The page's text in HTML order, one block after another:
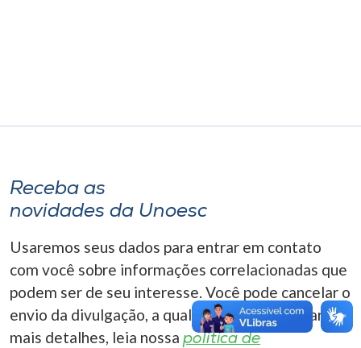
A+
Receba as
novidades da Unoesc
Usaremos seus dados para entrar em contato
com você sobre informações correlacionadas que
podem ser de seu interesse. Você pode cancelar o
envio da divulgação, a qualquer momento. Para
mais detalhes, leia nossa política de